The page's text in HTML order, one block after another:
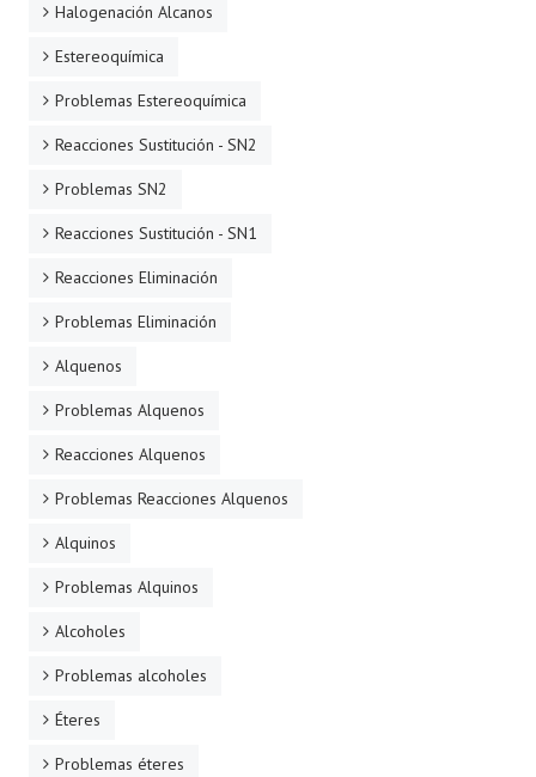
Halogenación Alcanos
Estereoquímica
Problemas Estereoquímica
Reacciones Sustitución - SN2
Problemas SN2
Reacciones Sustitución - SN1
Reacciones Eliminación
Problemas Eliminación
Alquenos
Problemas Alquenos
Reacciones Alquenos
Problemas Reacciones Alquenos
Alquinos
Problemas Alquinos
Alcoholes
Problemas alcoholes
Éteres
Problemas éteres